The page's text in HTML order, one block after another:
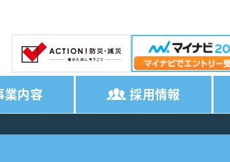
業内容 採用情報